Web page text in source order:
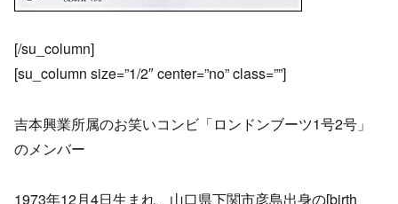
[/su_column]
[su_column size=”1/2″ center=”no” class=””]
吉本興業所属のお笑いコンビ「ロンドンブーツ1号2号」
のメンバー
1973年12月4日生まれ、山口県下関市彦島出身の[birth